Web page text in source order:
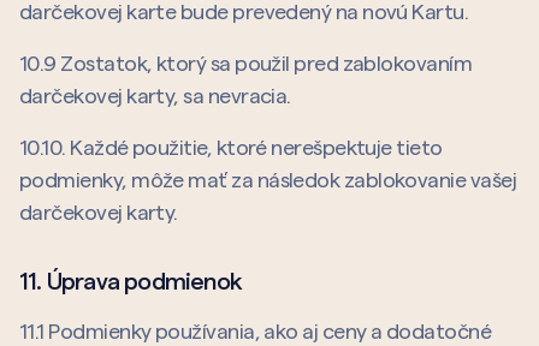
darčekovej karte bude prevedený na novú Kartu.
10.9 Zostatok, ktorý sa použil pred zablokovaním
darčekovej karty, sa nevracia.
10.10. Každé použitie, ktoré nerešpektuje tieto
podmienky, môže mať za následok zablokovanie vašej
darčekovej karty.
11. Úprava podmienok
11.1 Podmienky používania, ako aj ceny a dodatočné